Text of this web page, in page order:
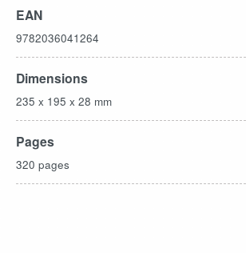
EAN
9782036041264
Dimensions
235 x 195 x 28 mm
Pages
320 pages